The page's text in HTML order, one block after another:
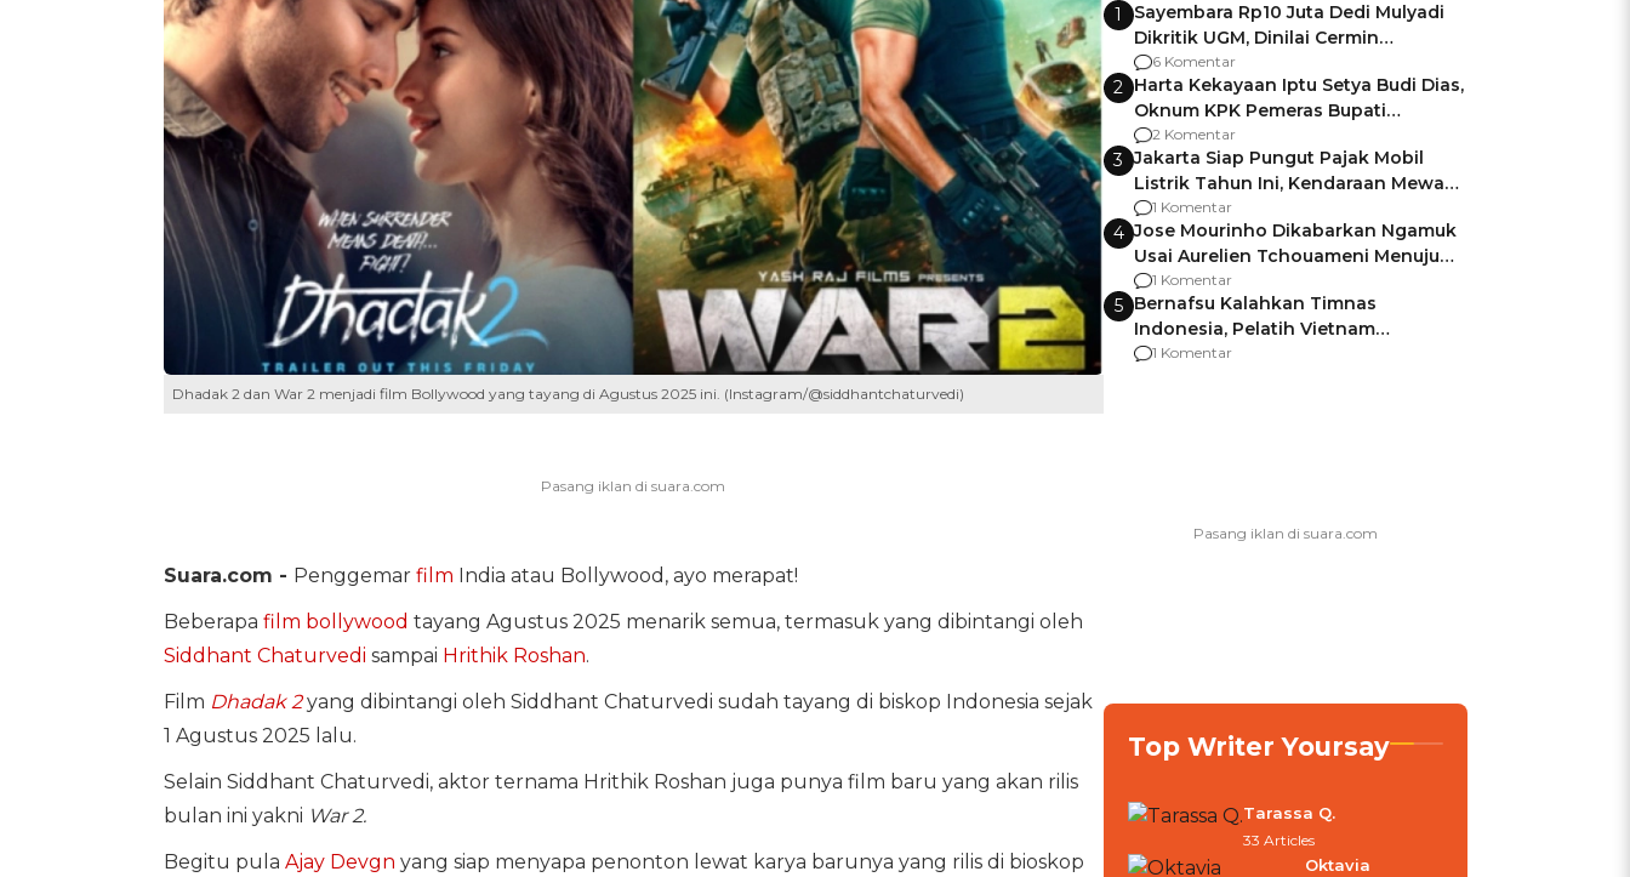
Dhadak 2 dan War 2 menjadi film Bollywood yang tayang di Agustus 2025 ini. (Instagram/@siddhantchaturvedi)
Suara.com - Penggemar film India atau Bollywood, ayo merapat!
Beberapa film bollywood tayang Agustus 2025 menarik semua, termasuk yang dibintangi oleh
Siddhant Chaturvedi sampai Hrithik Roshan.
Film Dhadak 2yang dibintangi oleh Siddhant Chaturvedi sudah tayang di biskop Indonesia sejak
1 Agustus 2025 lalu.
Selain Siddhant Chaturvedi, aktor ternama Hrithik Roshan juga punya film baru yang akan rilis
bulan ini yakni War 2.
Begitu pula Ajay Devgn yang siap menyapa penonton lewat karya barunya yang rilis di bioskop
1
Sayembara Rp10 Juta Dedi Mulyadi
Dikritik UGM, Dinilai Cermin
Gagalnya Negara Jamin Keamanan
6 Komentar
2 Harta Kekayaan Iptu Setya Budi Dias,
Oknum KPK Pemeras Bupati
Pemalang
2 Komentar
3 Jakarta Siap Pungut Pajak Mobil
Listrik Tahun Ini, Kendaraan Mewah
Kena hingga 75% PKB
1 Komentar
4 Jose Mourinho Dikabarkan Ngamuk
Usai Aurelien Tchouameni Menuju
Manchester United
1 Komentar
5 Bernafsu Kalahkan Timnas
Indonesia, Pelatih Vietnam
Berencana Pakai Jimat di Pakansari
1 Komentar
Top Writer Yoursay
Tarassa Q.
33 Articles
Oktavia